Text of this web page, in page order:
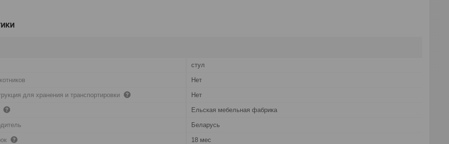
стул
Нет
для хранения и транспортировки Нет
Ельская мебельная фабрика
Беларусь
18 мес